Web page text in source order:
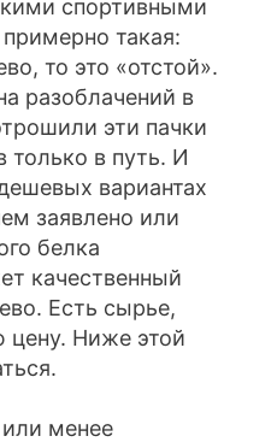
спортивными
такая:
то это «отстой».
разоблачений в
эти пачки
только в путь. И
вариантах
заявлено или
белка
качественный
Есть сырье,
цену. Ниже этой
менее